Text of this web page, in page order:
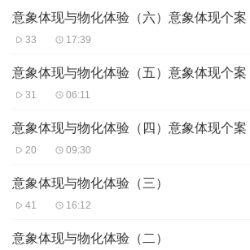
33 17:39
31 06:11
20 09:30
意象体现与物化体验（三）
41 16:12
意象体现与物化体验（二）